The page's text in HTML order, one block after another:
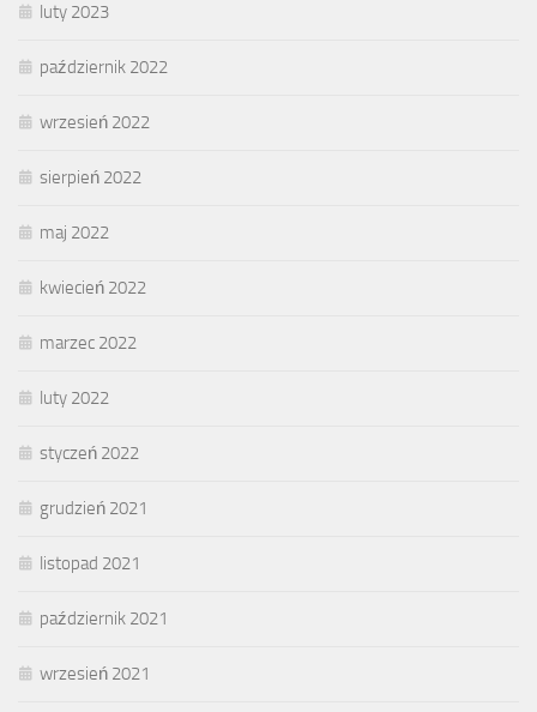
luty 2023
październik 2022
wrzesień 2022
sierpień 2022
maj 2022
kwiecień 2022
marzec 2022
luty 2022
styczeń 2022
grudzień 2021
listopad 2021
październik 2021
wrzesień 2021